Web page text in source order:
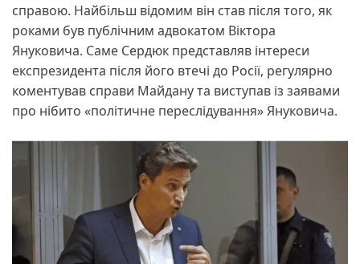
справою. Найбільш відомим він став після того, як
роками був публічним адвокатом Віктора
Януковича. Саме Сердюк представляв інтереси
експрезидента після його втечі до Росії, регулярно
коментував справи Майдану та виступав із заявами
про нібито «політичне переслідування» Януковича.